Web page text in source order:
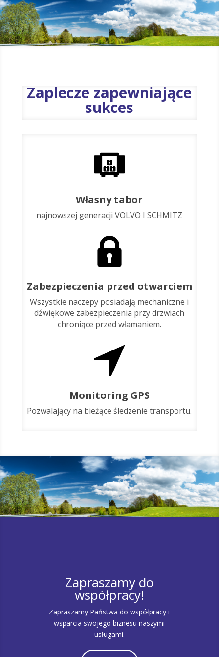
Zaplecze zapewniające
sukces
Własny tabor
najnowszej generacji VOLVO I SCHMITZ
Zabezpieczenia przed otwarciem
Wszystkie naczepy posiadają mechaniczne i
dźwiękowe zabezpieczenia przy drzwiach
chroniące przed włamaniem.
Monitoring GPS
Pozwalający na bieżące śledzenie transportu.
Zapraszamy do
współpracy!
Zapraszamy Państwa do współpracy i
wsparcia swojego biznesu naszymi
usługami.